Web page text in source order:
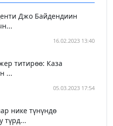
Джо Байдендиин
16.02.2023 13:40
титирөө: Каза
...
05.03.2023 17:54
нике түнүндө
түрд...